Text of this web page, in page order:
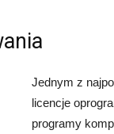
Jednym z
licencje
programy